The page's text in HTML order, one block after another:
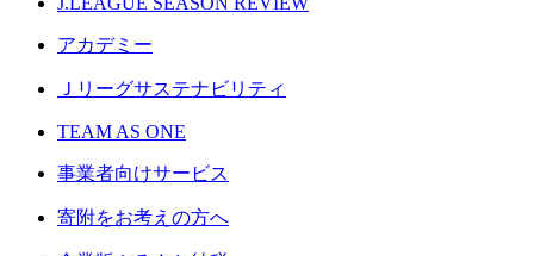
アカデミー
Ｊリーグサステナビリティ
TEAM AS ONE
事業者向けサービス
寄附をお考えの方へ